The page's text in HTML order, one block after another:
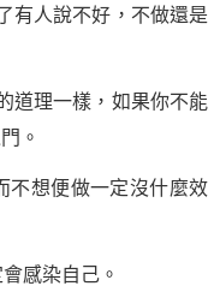
有人說不好，不做還是
道理一樣，如果你不能
。
不想便做一定沒什麼效
感染自己。